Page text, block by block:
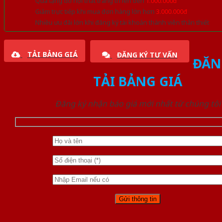
Giảm trực tiếp khi mua đơn hàng lớn hơn 3.000.000đ
Nhiều ưu đãi lớn khi đăng ký tài khoản thành viên thân thiết
TẢI BẢNG GIÁ ĐĂNG KÝ TƯ VẤN
TẢI BẢNG GIÁ
Đăng ký nhận báo giá mới nhất từ chúng tôi